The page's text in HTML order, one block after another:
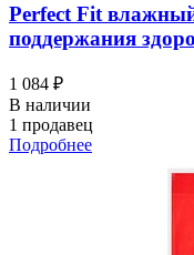
Perfect Fit
поддержания
1 084 ₽
В наличии
1 продавец
Подробнее